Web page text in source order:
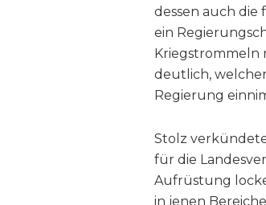
dessen auch die
ein
Kriegstrommeln
deutlich,
Regierung
Stolz
für die
Aufrüstung
in jenen